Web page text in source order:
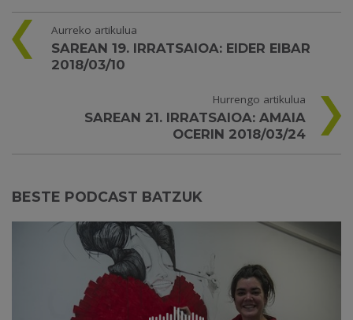
Aurreko artikulua
SAREAN 19. IRRATSAIOA: EIDER EIBAR
2018/03/10
Hurrengo artikulua
SAREAN 21. IRRATSAIOA: AMAIA
OCERIN 2018/03/24
BESTE PODCAST BATZUK